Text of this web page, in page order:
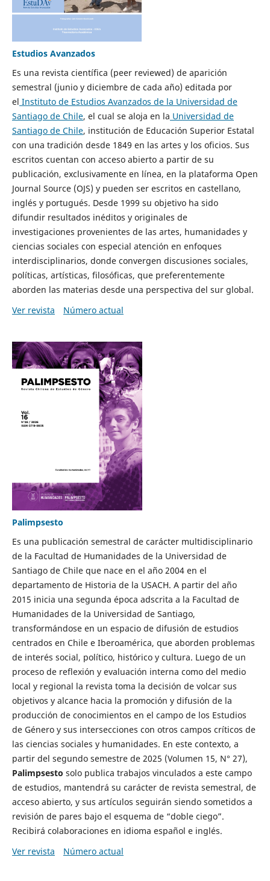
Estudios Avanzados
Es una revista científica (peer reviewed) de aparición
semestral (junio y diciembre de cada año) editada por
el Instituto de Estudios Avanzados de la Universidad de
Santiago de Chile, el cual se aloja en la Universidad de
Santiago de Chile, institución de Educación Superior Estatal
con una tradición desde 1849 en las artes y los oficios. Sus
escritos cuentan con acceso abierto a partir de su
publicación, exclusivamente en línea, en la plataforma Open
Journal Source (OJS) y pueden ser escritos en castellano,
inglés y portugués. Desde 1999 su objetivo ha sido
difundir resultados inéditos y originales de
investigaciones provenientes de las artes, humanidades y
ciencias sociales con especial atención en enfoques
interdisciplinarios, donde convergen discusiones sociales,
políticas, artísticas, filosóficas, que preferentemente
aborden las materias desde una perspectiva del sur global.
Ver revista
Número actual
Palimpsesto
Es una publicación semestral de carácter multidisciplinario
de la Facultad de Humanidades de la Universidad de
Santiago de Chile que nace en el año 2004 en el
departamento de Historia de la USACH. A partir del año
2015 inicia una segunda época adscrita a la Facultad de
Humanidades de la Universidad de Santiago,
transformándose en un espacio de difusión de estudios
centrados en Chile e Iberoamérica, que aborden problemas
de interés social, político, histórico y cultura. Luego de un
proceso de reflexión y evaluación interna como del medio
local y regional la revista toma la decisión de volcar sus
objetivos y alcance hacia la promoción y difusión de la
producción de conocimientos en el campo de los Estudios
de Género y sus intersecciones con otros campos críticos de
las ciencias sociales y humanidades. En este contexto, a
partir del segundo semestre de 2025 (Volumen 15, N° 27),
Palimpsesto solo publica trabajos vinculados a este campo
de estudios, mantendrá su carácter de revista semestral, de
acceso abierto, y sus artículos seguirán siendo sometidos a
revisión de pares bajo el esquema de “doble ciego”.
Recibirá colaboraciones en idioma español e inglés.
Ver revista
Número actual